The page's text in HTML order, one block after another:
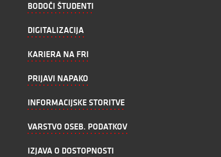
BODOČI ŠTUDENTI
DIGITALIZACIJA
KARIERA NA FRI
PRIJAVI NAPAKO
INFORMACIJSKE STORITVE
VARSTVO OSEB. PODATKOV
IZJAVA O DOSTOPNOSTI